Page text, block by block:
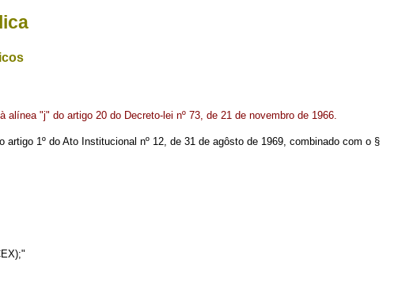
alínea "j" do artigo 20 do Decreto-lei nº 73, de 21 de novembro de 1966.
artigo 1º do Ato Institucional nº 12, de 31 de agôsto de 1969, combinado com o §